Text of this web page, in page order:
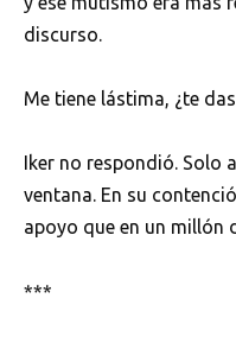
discurso.
Me tiene lástima, ¿te
Iker no respondió. Solo
ventana. En su
apoyo que en un millón
***